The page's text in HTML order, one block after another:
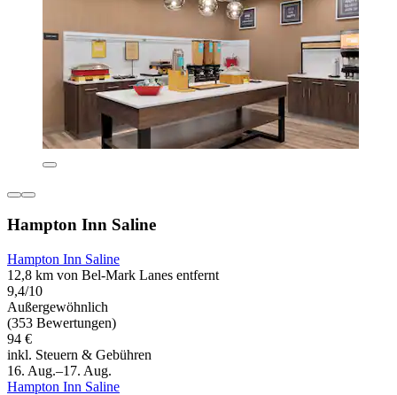
Hampton Inn Saline
Hampton Inn Saline
12,8 km von Bel-Mark Lanes entfernt
9,4/10
Außergewöhnlich
(353 Bewertungen)
94 €
inkl. Steuern & Gebühren
16. Aug.–17. Aug.
Hampton Inn Saline